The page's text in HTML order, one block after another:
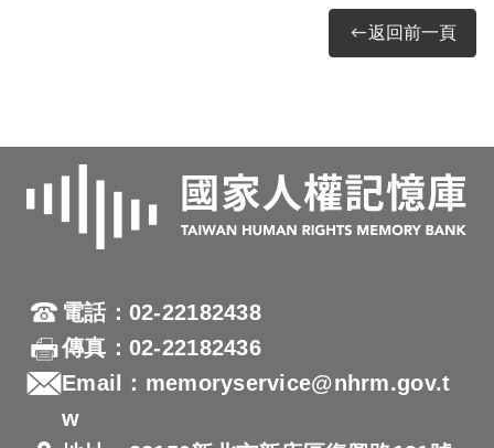
返回前一頁
電話：02-22182438
傳真：02-22182436
Email：memoryservice@nhrm.gov.t
w